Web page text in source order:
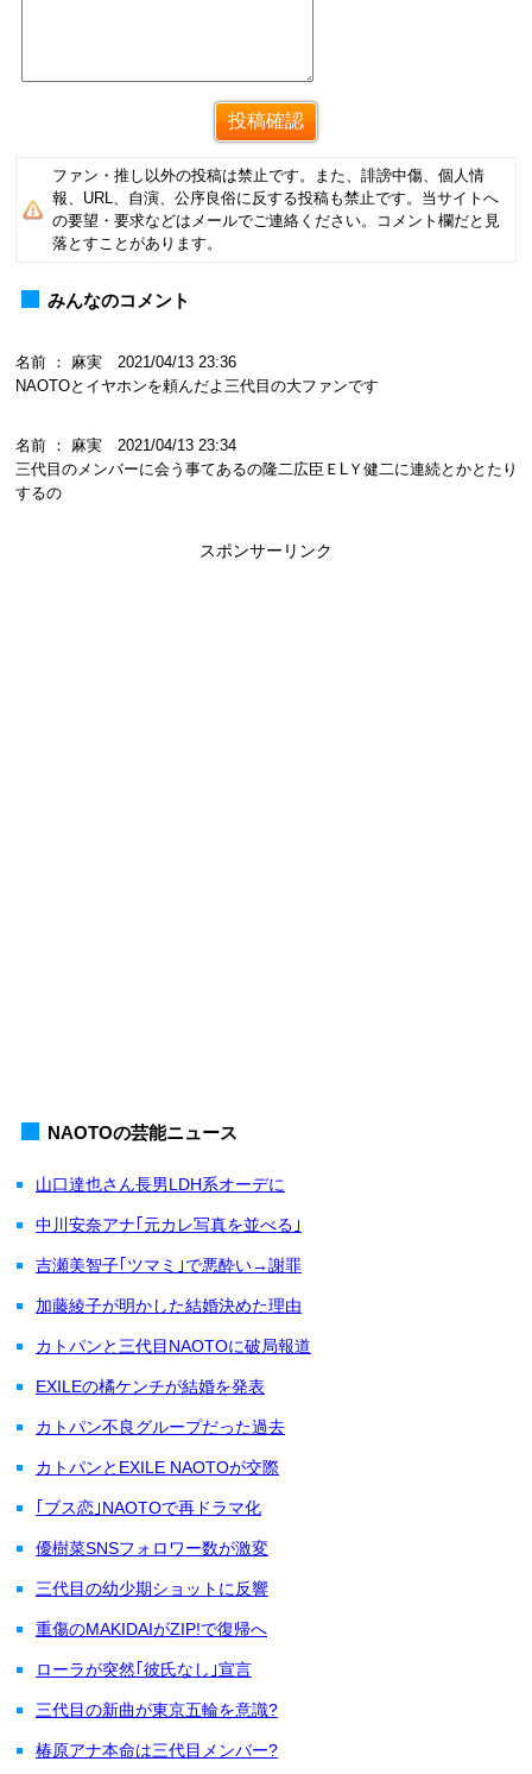
ファン・推し以外の投稿は禁止です。また、誹謗中傷、個人情
報、URL、自演、公序良俗に反する投稿も禁止です。当サイトへ
の要望・要求などはメールでご連絡ください。コメント欄だと見
落とすことがあります。
みんなのコメント
名前 ： 麻実 2021/04/13 23:36
NAOTOとイヤホンを頼んだよ三代目の大ファンです
名前 ： 麻実 2021/04/13 23:34
三代目のメンバーに会う事てあるの隆二広臣ＥLＹ健二に連続とかとたり
するの
スポンサーリンク
NAOTOの芸能ニュース
山口達也さん長男LDH系オーデに
中川安奈アナ｢元カレ写真を並べる｣
吉瀬美智子｢ツマミ｣で悪酔い→謝罪
加藤綾子が明かした結婚決めた理由
カトパンと三代目NAOTOに破局報道
EXILEの橘ケンチが結婚を発表
カトパン不良グループだった過去
カトパンとEXILE NAOTOが交際
｢ブス恋｣NAOTOで再ドラマ化
優樹菜SNSフォロワー数が激変
三代目の幼少期ショットに反響
重傷のMAKIDAIがZIP!で復帰へ
ローラが突然｢彼氏なし｣宣言
三代目の新曲が東京五輪を意識?
椿原アナ本命は三代目メンバー?